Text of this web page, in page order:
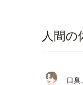
人間の
口臭